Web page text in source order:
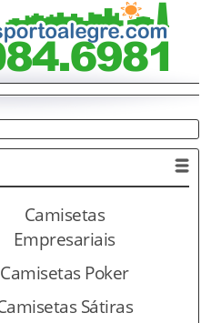
Camisetas
Empresariais
Camisetas Poker
Sátiras